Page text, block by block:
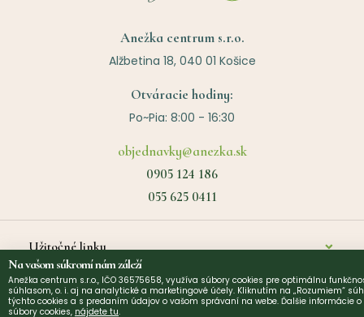
Anežka centrum s.r.o.
Alžbetina 18, 040 01 Košice
Otváracie hodiny:
Po~Pia: 8:00 - 16:30
objednavky@anezka.sk
0905 124 186
055 625 0411
Užitočné linky
O nás
©2026Anezka centrum s.r.o. | Design byNarative
Na vašom súkromí nám záleží
Anežka centrum s.r.o., IČO 36575658, využíva súbory cookies pre optimálnu
súhlasom, o. i. aj na analytické a marketingové účely. Kliknutím na „Rozumiem“
týchto cookies a s predaním údajov o vašom správaní na webe. Ďalšie informácie
súbory cookies, nájdete tu.